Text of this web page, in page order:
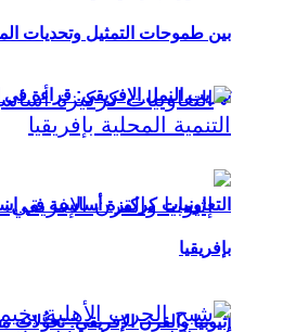
تهريب النمل الإفريقي: قراءة
إثيوبيا والقرن الإفريقي:
بين طموحات التمثيل وتحديات
التعاونيات كركيزة أساسية في
بإفريقيا